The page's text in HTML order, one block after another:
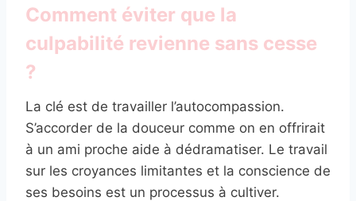
Comment éviter que la
culpabilité revienne sans cesse
?
La clé est de travailler l’autocompassion.
S’accorder de la douceur comme on en offrirait
à un ami proche aide à dédramatiser. Le travail
sur les croyances limitantes et la conscience de
ses besoins est un processus à cultiver.